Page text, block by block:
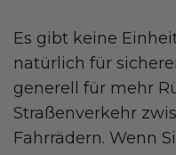
Es gibt keine
natürlich für
generell für mehr
Straßenverkehr
Fahrrädern. Wenn